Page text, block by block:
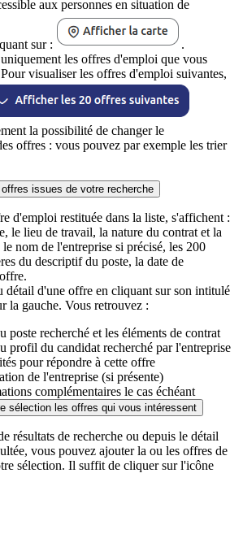
aux personnes en situation de
sur :
.
les offres d'emploi que vous
visualiser les offres d'emploi suivantes,
la possibilité de changer le
offres : vous pouvez par exemple les trier
issues de votre recherche
d'emploi restituée dans la liste, s'affichent :
le lieu de travail, la nature du contrat et la
nom de l'entreprise si précisé, les 200
du descriptif du poste, la date de
détail d'une offre en cliquant sur son intitulé
la gauche. Vous retrouvez :
poste recherché et les éléments de contrat
profil du candidat recherché par l'entreprise
pour répondre à cette offre
de l'entreprise (si présente)
complémentaires le cas échéant
sélection les offres qui vous intéressent
résultats de recherche ou depuis le détail
vous pouvez ajouter la ou les offres de
sélection. Il suffit de cliquer sur l'icône